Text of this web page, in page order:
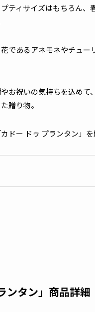
ティサイズはもちろん、
であるアネモネやチュ
お祝いの気持ちを込め
贈り物。
ドー ドゥ プランタン」
ンタン」商品詳細